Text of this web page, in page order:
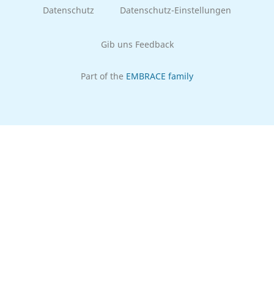
Datenschutz Datenschutz-Einstellungen
Gib uns Feedback
Part of the EMBRACE family